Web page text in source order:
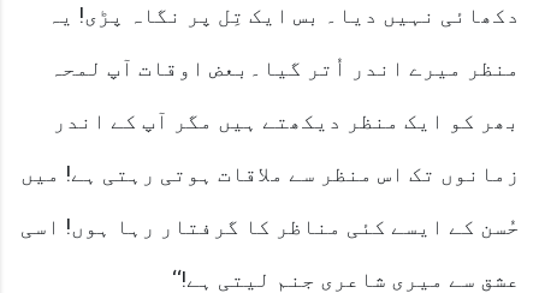
دکھائی نہیں دیا۔ بس ایک تِل پر نگاہ پڑی! یہ
منظر میرے اندر اُتر گیا۔بعض اوقات آپ لمحہ
بھر کو ایک منظر دیکھتے ہیں مگر آپ کے اندر
زمانوں تک اس منظر سے ملاقات ہوتی رہتی ہے! میں
حُسن کے ایسے کئی مناظر کا گرفتار رہا ہوں! اسی
عشق سے میری شاعری جنم لیتی ہے!‘‘